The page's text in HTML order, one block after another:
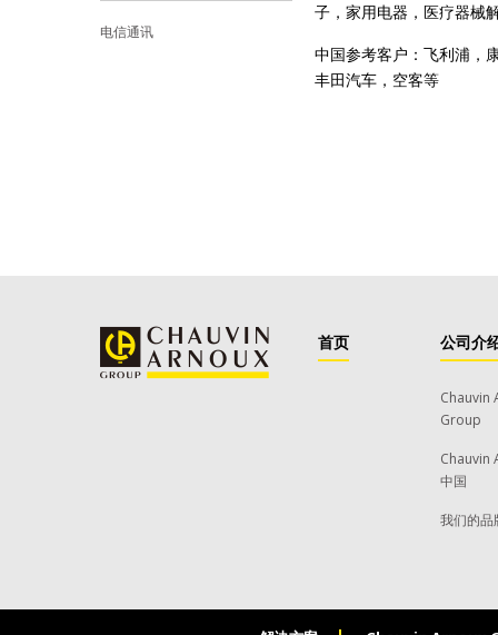
电信通讯
子，家用电器，医疗器械
中国参考客户：飞利浦，
丰田汽车，空客等
首页 公司介
Chauvin
Group
Chauvin
中国
我们的品